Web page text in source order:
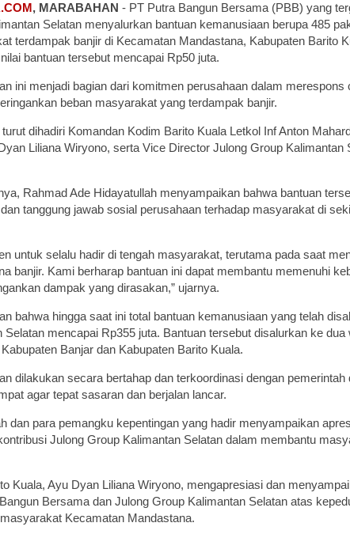
, MARABAHAN - PT Putra Bangun Bersama (PBB) yang
Selatan menyalurkan bantuan kemanusiaan berupa 485
terdampak banjir di Kecamatan Mandastana, Kabupaten Barito
bantuan tersebut mencapai Rp50 juta.
ini menjadi bagian dari komitmen perusahaan dalam merespons
beban masyarakat yang terdampak banjir.
dihadiri Komandan Kodim Barito Kuala Letkol Inf Anton
Liliana Wiryono, serta Vice Director Julong Group Kalimantan
Rahmad Ade Hidayatullah menyampaikan bahwa bantuan
tanggung jawab sosial perusahaan terhadap masyarakat di
untuk selalu hadir di tengah masyarakat, terutama pada saat
banjir. Kami berharap bantuan ini dapat membantu memenuhi
dampak yang dirasakan,” ujarnya.
bahwa hingga saat ini total bantuan kemanusiaan yang telah
Selatan mencapai Rp355 juta. Bantuan tersebut disalurkan ke dua
Banjar dan Kabupaten Barito Kuala.
dilakukan secara bertahap dan terkoordinasi dengan pemerintah
agar tepat sasaran dan berjalan lancar.
dan para pemangku kepentingan yang hadir menyampaikan
Julong Group Kalimantan Selatan dalam membantu
Kuala, Ayu Dyan Liliana Wiryono, mengapresiasi dan
Bersama dan Julong Group Kalimantan Selatan atas
Kecamatan Mandastana.